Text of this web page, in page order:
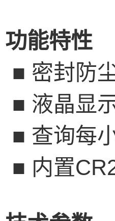
功能特性
■ 密封防
■ 液晶显
■ 查询每
■ 内置